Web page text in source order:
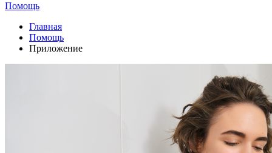
Помощь
Главная
Помощь
Приложение